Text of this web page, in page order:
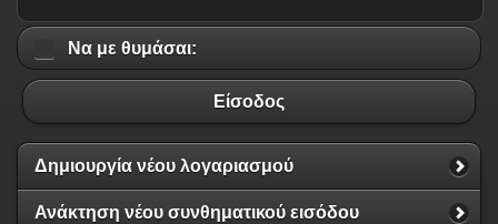
Nα με θυμάσαι:
Είσοδος
Δημιουργία νέου λογαριασμού
Ανάκτηση νέου συνθηματικού εισόδου